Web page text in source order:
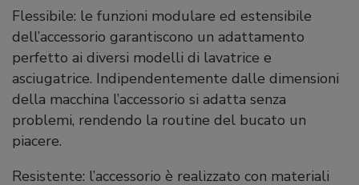
Flessibile: le funzioni modulare ed estensibile
dell’accessorio garantiscono un adattamento
perfetto ai diversi modelli di lavatrice e
asciugatrice. Indipendentemente dalle dimensioni
della macchina l’accessorio si adatta senza
problemi, rendendo la routine del bucato un
piacere.
Resistente: l’accessorio è realizzato con materiali